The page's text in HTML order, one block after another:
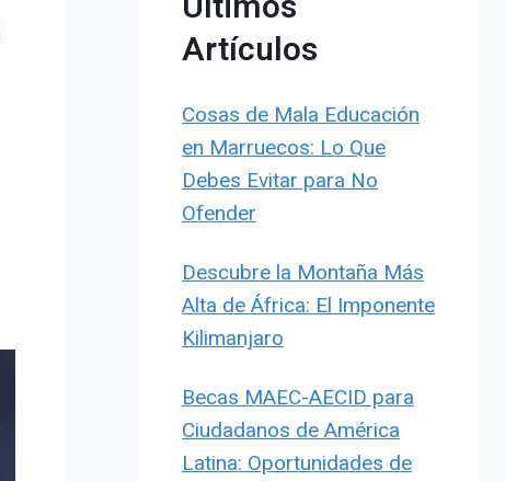
Artículos
Cosas de Mala Educación
en Marruecos: Lo Que
Debes Evitar para No
Ofender
Descubre la Montaña Más
Alta de África: El Imponente
Kilimanjaro
Becas MAEC-AECID para
Ciudadanos de América
Latina: Oportunidades de